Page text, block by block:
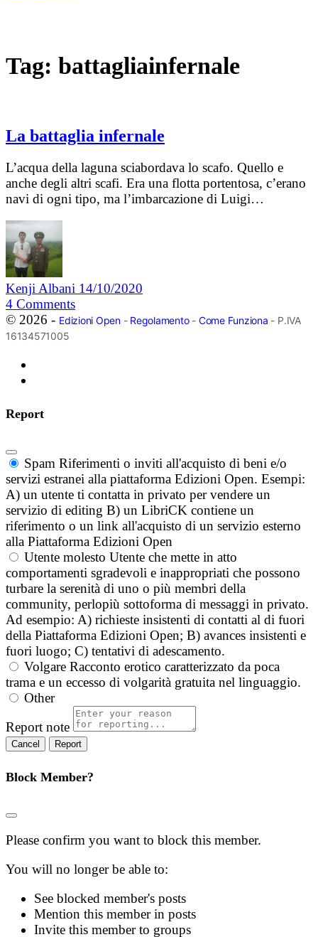
Tag: battagliainfernale
La battaglia infernale
L’acqua della laguna sciabordava lo scafo. Quello e
anche degli altri scafi. Era una flotta portentosa, c’erano
navi di ogni tipo, ma l’imbarcazione di Luigi…
Kenji Albani 14/10/2020
4 Comments
© 2026 - Edizioni Open- Regolamento- Come Funziona - P.IVA
16134571005
Report
Spam Riferimenti o inviti all'acquisto di beni e/o
servizi estranei alla piattaforma Edizioni Open. Esempi:
A) un utente ti contatta in privato per vendere un
servizio di editing B) un LibriCK contiene un
riferimento o un link all'acquisto di un servizio esterno
alla Piattaforma Edizioni Open
Utente molesto Utente che mette in atto
comportamenti sgradevoli e inappropriati che possono
turbare la serenità di uno o più membri della
community, perlopiù sottoforma di messaggi in privato.
Ad esempio: A) richieste insistenti di contatti al di fuori
della Piattaforma Edizioni Open; B) avances insistenti e
fuori luogo; C) tentativi di adescamento.
Volgare Racconto erotico caratterizzato da poca
trama e un eccesso di volgarità gratuita nel linguaggio.
Other
Report note
Report
Block Member?
Please confirm you want to block this member.
You will no longer be able to:
See blocked member's posts
Mention this member in posts
Invite this member to groups